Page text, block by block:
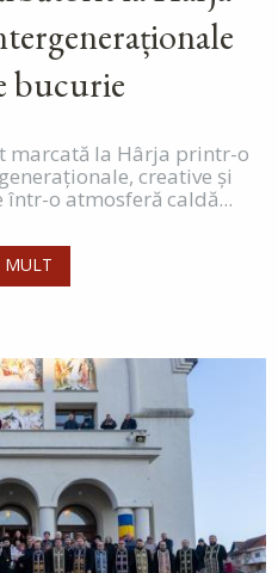
bucurie
marcată la Hârja printr-o
creative și
într-o atmosferă caldă...
MULT